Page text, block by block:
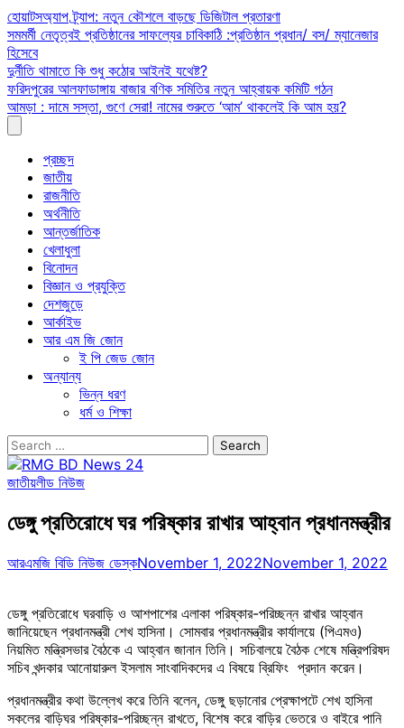
Skip
to
content
হোয়াটসঅ্যাপ ট্র্যাপ: নতুন কৌশলে বাড়ছে ডিজিটাল প্রতারণা
সমমর্মী নেতৃত্বই প্রতিষ্ঠানের সাফল্যের চাবিকাঠি :প্রতিষ্ঠান প্রধান/ বস/ ম্যানেজার
হিসেবে
দুর্নীতি থামাতে কি শুধু কঠোর আইনই যথেষ্ট?
ফরিদপুরের আলফাডাঙ্গায় বাজার বণিক সমিতির নতুন আহ্বায়ক কমিটি গঠন
আমড়া : দামে সস্তা, গুণে সেরা! নামের শুরুতে ‘আম’ থাকলেই কি আম হয়?
প্রচ্ছদ
জাতীয়
রাজনীতি
অর্থনীতি
আন্তর্জাতিক
খেলাধুলা
বিনোদন
বিজ্ঞান ও প্রযুক্তি
দেশজুড়ে
আর্কাইভ
আর এম জি জোন
ই পি জেড জোন
অন্যান্য
ভিন্ন ধরণ
ধর্ম ও শিক্ষা
Search
for:
জাতীয়লীড নিউজ
ডেঙ্গু প্রতিরোধে ঘর পরিষ্কার রাখার আহ্বান প্রধানমন্ত্রীর
আরএমজি বিডি নিউজ ডেস্কNovember 1, 2022November 1, 2022
ডেঙ্গু প্রতিরোধে ঘরবাড়ি ও আশপাশের এলাকা পরিষ্কার-পরিচ্ছন্ন রাখার আহ্বান
জানিয়েছেন প্রধানমন্ত্রী শেখ হাসিনা। সোমবার প্রধানমন্ত্রীর কার্যালয়ে (পিএমও)
নিয়মিত মন্ত্রিসভার বৈঠকে এ আহ্বান জানান তিনি। সচিবালয়ে বৈঠক শেষে মন্ত্রিপরিষদ
সচিব খন্দকার আনোয়ারুল ইসলাম সাংবাদিকদের এ বিষয়ে ব্রিফিং প্রদান করেন।
প্রধানমন্ত্রীর কথা উল্লেখ করে তিনি বলেন, ডেঙ্গু ছড়ানোর প্রেক্ষাপটে শেখ হাসিনা
সকলের বাড়িঘর পরিষ্কার-পরিচ্ছন্ন রাখতে, বিশেষ করে বাড়ির ভেতরে ও বাইরে পানি